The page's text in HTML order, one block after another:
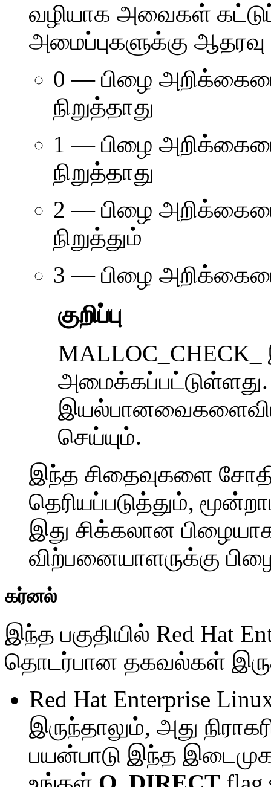
வழியாக அவைகள்
அமைப்புகளுக்கு
0 — பிழை
நிறுத்தாது
1 — பிழை
நிறுத்தாது
2 — பிழை
நிறுத்தும்
3 — பிழை அறிக்கையை
குறிப்பு
செய்யும்.
இந்த சிதைவுகளை
தெரியப்படுத்தும்,
இது சிக்கலான
விற்பனையாளருக்கு
கர்னல்
இந்த பகுதியில் Red Hat
தொடர்பான தகவல்கள்
Red Hat Enterprise
இருந்தாலும், அது
பயன்பாடு இந்த